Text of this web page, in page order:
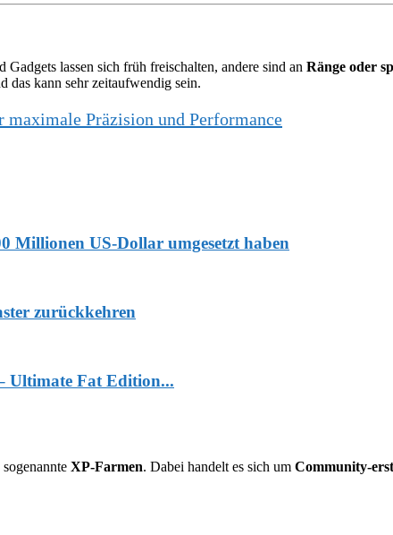
lassen sich früh freischalten, andere sind an Ränge oder
das kann sehr zeitaufwendig sein.
Präzision und Performance
Millionen US-Dollar umgesetzt haben
zurückkehren
Ultimate Fat Edition...
XP-Farmen. Dabei handelt es sich um Community-